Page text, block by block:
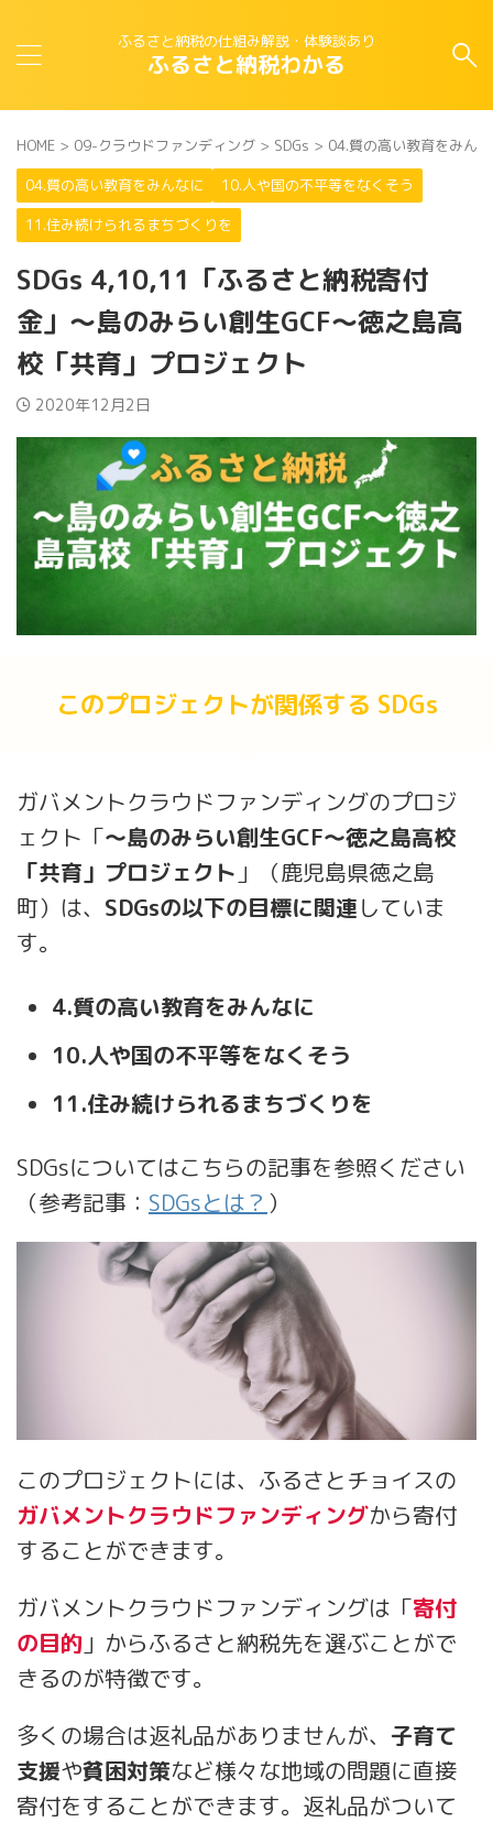
ふるさと納税の仕組み解説・体験談あり
ふるさと納税わかる
HOME > 09-クラウドファンディング > SDGs > 04.質の高い教育をみん
04.質の高い教育をみんなに
10.人や国の不平等をなくそう
11.住み続けられるまちづくりを
SDGs 4,10,11「ふるさと納税寄付
金」～島のみらい創生GCF～徳之島高
校「共育」プロジェクト
2020年12月2日
このプロジェクトが関係する SDGs
ガバメントクラウドファンディングのプロジ
ェクト「～島のみらい創生GCF～徳之島高校
「共育」プロジェクト 」（鹿児島県徳之島
町）は、 SDGsの以下の目標に関連していま
す。
4.質の高い教育をみんなに
10.人や国の不平等をなくそう
11.住み続けられるまちづくりを
SDGsについてはこちらの記事を参照ください
（参考記事： SDGsとは？ ）
このプロジェクトには、ふるさとチョイスの
ガバメントクラウドファンディングから寄付
することができます。
ガバメントクラウドファンディングは「寄付
の目的 」からふるさと納税先を選ぶことがで
きるのが特徴です。
多くの場合は返礼品がありませんが、 子育て
支援や貧困対策など様々な地域の問題に直接
寄付をすることができます。返礼品がついて